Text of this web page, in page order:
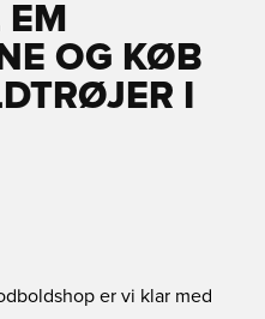
OG KØB
I
er vi klar med